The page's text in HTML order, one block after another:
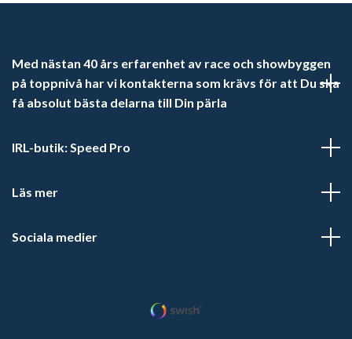
Med nästan 40 års erfarenhet av race och showbyggen
på toppnivå har vi kontakterna som krävs för att Du ska
få absolut bästa delarna till Din pärla
IRL-butik: Speed Pro
Läs mer
Sociala medier